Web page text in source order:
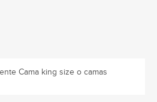
Cama king size o camas